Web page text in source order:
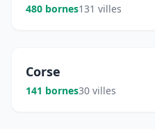
480 bornes131 villes
Corse
141 bornes30 villes